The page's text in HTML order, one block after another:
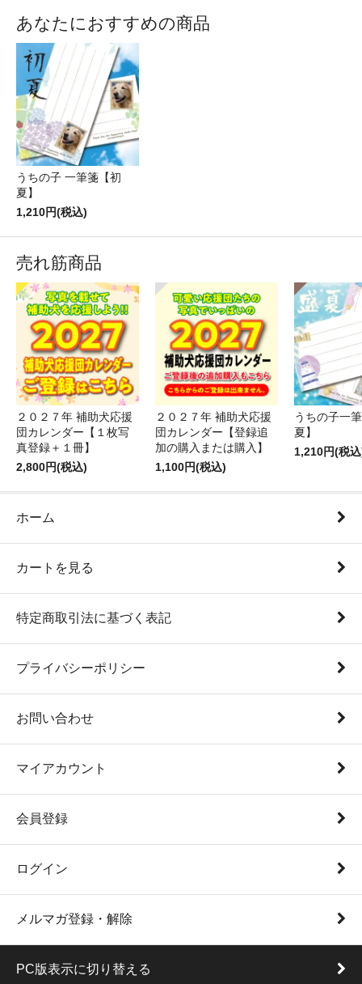
あなたにおすすめの商品
うちの子 一筆箋【初
夏】
1,210円(税込)
売れ筋商品
２０２７年 補助犬応援
団カレンダー【１枚写
真登録＋１冊】
2,800円(税込)
２０２７年 補助犬応援
団カレンダー【登録追
加の購入または購入】
1,100円(税込)
うちの子一
夏】
1,210円(税
ホーム
カートを見る
特定商取引法に基づく表記
プライバシーポリシー
お問い合わせ
マイアカウント
会員登録
ログイン
メルマガ登録・解除
PC版表示に切り替える